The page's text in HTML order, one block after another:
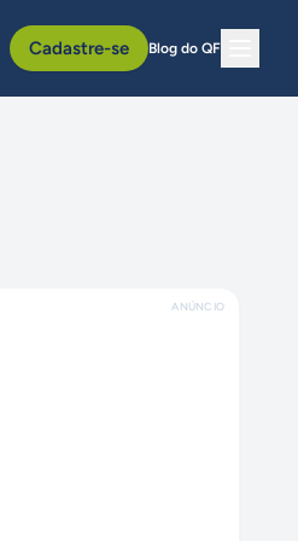
Cadastre-se Blog do QF
ANÚNCIO